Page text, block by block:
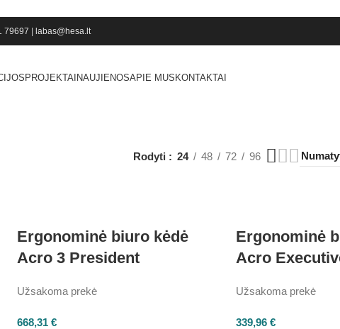
79697 labas@hesa.lt
PROJEKTAINAUJIENOSAPIE MUSKONTAKTAI
Rodyti 24 48 72 96
Ergonominė biuro kėdė
Acro 3 President
Užsakoma prekė
668,31 €
Ergonominė
Acro
Užsakoma prekė
339,96€